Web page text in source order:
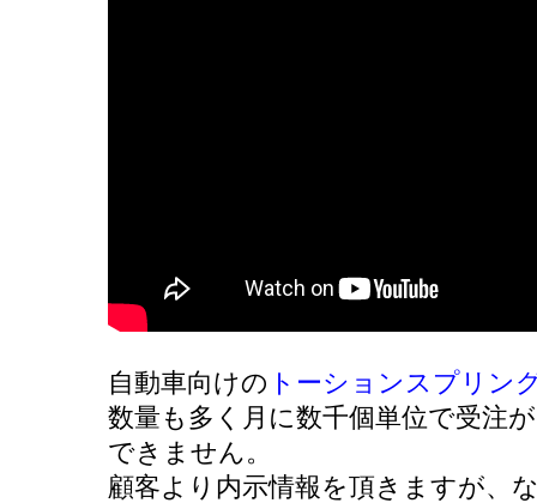
自動車向けの トーションスプリン
数量も多く月に数千個単位で受注
できません。
顧客より内示情報を頂きますが、